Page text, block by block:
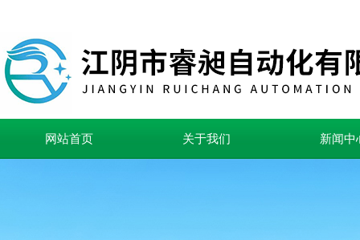
网站首页 关于我们 新闻中